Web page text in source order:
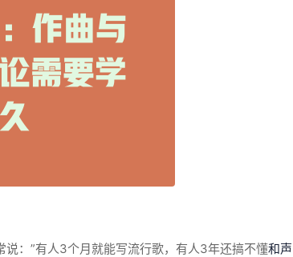
：”有人3个月就能写流行歌，有人3年还搞不懂和声